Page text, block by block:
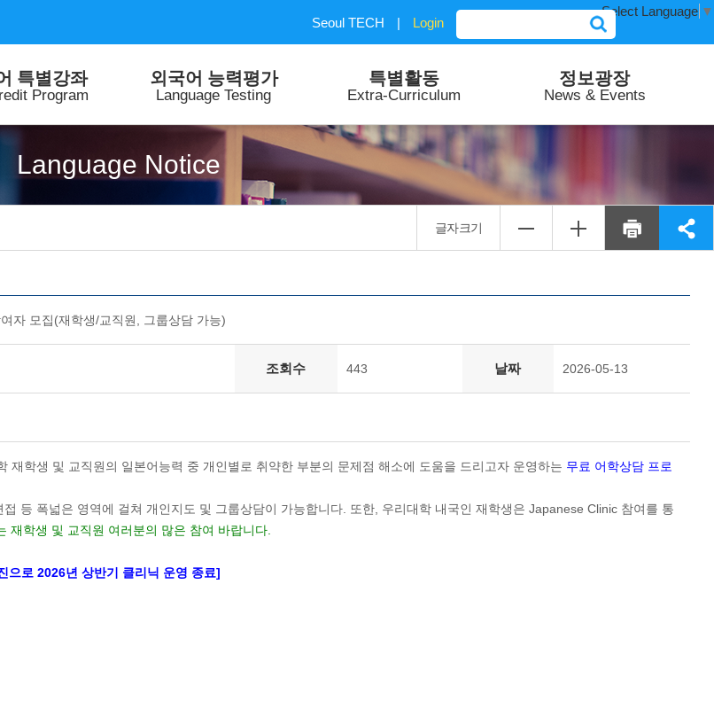
Select Language ▼
Seoul TECH | Login
특별강좌
Program
외국어 능력평가
Language Testing
특별활동
Extra-Curriculum
정보광장
News & Events
Language Notice
글자크기
자 모집(재학생/교직원, 그룹상담 가능)
조회수 443 날짜 2026-05-13
재학생 및 교직원의 일본어능력 중 개인별로 취약한 부분의 문제점 해소에 도움을 드리고자 운영하는 무료 어학상담 프로
등 폭넓은 영역에 걸쳐 개인지도 및 그룹상담이 가능합니다. 또한, 우리대학 내국인 재학생은 Japanese Clinic 참여를 통
재학생 및 교직원 여러분의 많은 참여 바랍니다.
으로 2026년 상반기 클리닉 운영 종료]